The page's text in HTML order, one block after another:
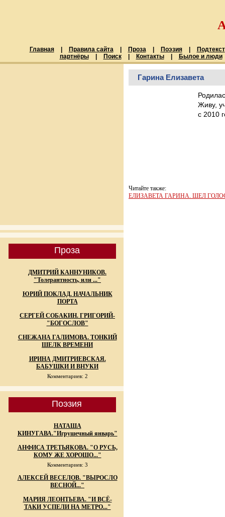
Главная Правила сайта Проза Поэзия
Подтекст
партнёры
Поиск Контакты Былое и люди
Проза
ДМИТРИЙ КАННУНИКОВ.
"Толерантность, или ..."
ЮРИЙ ПОКЛАД. НАЧАЛЬНИК
ПОРТА
СЕРГЕЙ СОБАКИН. ГРИГОРИЙ-
"БОГОСЛОВ"
СНЕЖАНА ГАЛИМОВА. ТОНКИЙ
ШЕЛК ВРЕМЕНИ
ИРИНА ДМИТРИЕВСКАЯ.
БАБУШКИ И ВНУКИ
Комментариев: 2
Поэзия
НАТАША
КИНУГАВА."Игрушечный январь"
АНФИСА ТРЕТЬЯКОВА. "О РУСЬ,
КОМУ ЖЕ ХОРОШО..."
Комментариев: 3
АЛЕКСЕЙ ВЕСЕЛОВ. "ВЫРОСЛО
ВЕСНОЙ..."
МАРИЯ ЛЕОНТЬЕВА. "И ВСЁ-
ТАКИ УСПЕЛИ НА МЕТРО..."
Гарина Елизавета
Живу,
с 2010
Читайте также:
ЕЛИЗАВЕТА ГАРИНА. ШЕЛ